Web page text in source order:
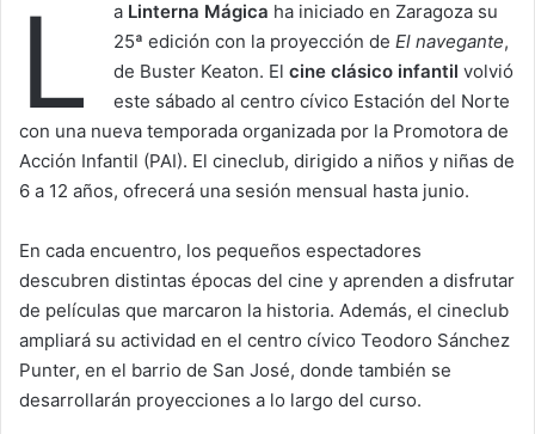
L a Linterna Mágica ha iniciado en Zaragoza su
25ª edición con la proyección de El navegante,
de Buster Keaton. El cine clásico infantil volvió
este sábado al centro cívico Estación del Norte
con una nueva temporada organizada por la Promotora de
Acción Infantil (PAI). El cineclub, dirigido a niños y niñas de
6 a 12 años, ofrecerá una sesión mensual hasta junio.
En cada encuentro, los pequeños espectadores
descubren distintas épocas del cine y aprenden a disfrutar
de películas que marcaron la historia. Además, el cineclub
ampliará su actividad en el centro cívico Teodoro Sánchez
Punter, en el barrio de San José, donde también se
desarrollarán proyecciones a lo largo del curso.